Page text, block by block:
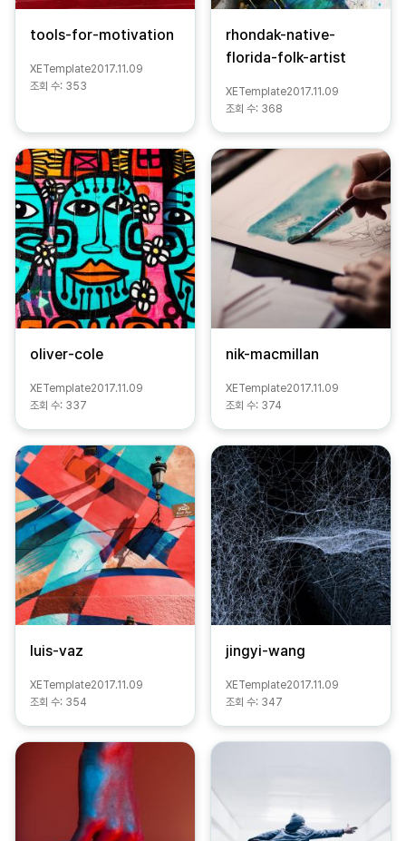
tools-for-motivation
XETemplate2017.11.09
조회 수: 353
rhondak-native-
florida-folk-artist
XETemplate2017.11.09
조회 수: 368
oliver-cole
XETemplate2017.11.09
조회 수: 337
nik-macmillan
XETemplate2017.11.09
조회 수: 374
luis-vaz
XETemplate2017.11.09
조회 수: 354
jingyi-wang
XETemplate2017.11.09
조회 수: 347